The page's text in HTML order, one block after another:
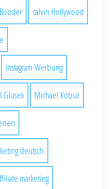
calvin Hollywood
Instagram Werbung
Glusek Michael Kotzur
deutsch
marketing